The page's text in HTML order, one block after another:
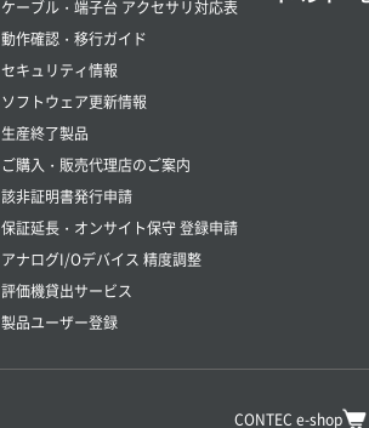
ケーブル・端子台 アクセサリ対応表
動作確認・移行ガイド
セキュリティ情報
ソフトウェア更新情報
生産終了製品
ご購入・販売代理店のご案内
該非証明書発行申請
保証延長・オンサイト保守 登録申請
アナログI/Oデバイス 精度調整
評価機貸出サービス
製品ユーザー登録
CONTEC e-shop